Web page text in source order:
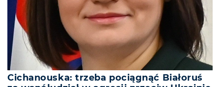
Cichanouska: trzeba pociągnąć Białoruś